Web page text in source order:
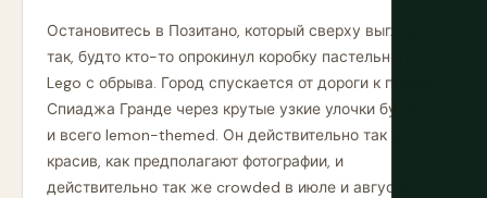
Остановитесь в Позитано, который сверху выглядит
так, будто кто-то опрокинул коробку пастельного
Lego с обрыва. Город спускается от дороги к пляжу
Спиаджа Гранде через крутые узкие улочки бутиков
и всего lemon-themed. Он действительно так же
красив, как предполагают фотографии, и
действительно так же crowded в июле и августе.